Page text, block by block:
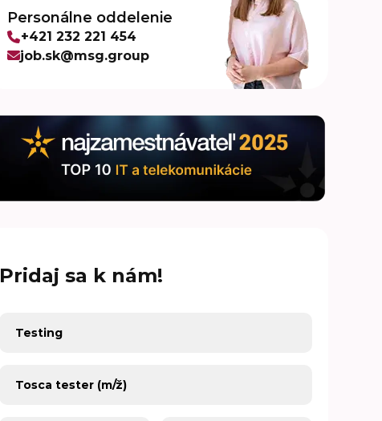
Personálne oddelenie
+421 232 221 454
job.sk@msg.group
Pridaj sa k nám!